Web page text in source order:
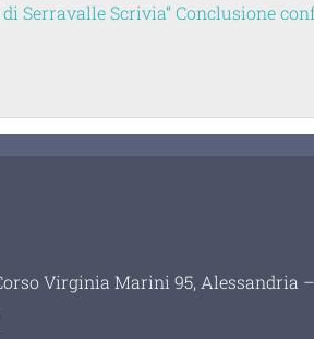
Scrivia” Conclusione
Virginia Marini 95, Alessandria –